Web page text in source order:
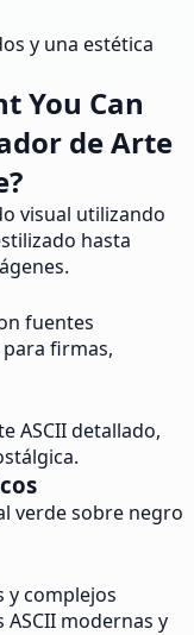
y una estética
You Can
de Arte
visual utilizando
hasta
fuentes
firmas,
ASCII detallado,
verde sobre negro
y complejos
modernas y